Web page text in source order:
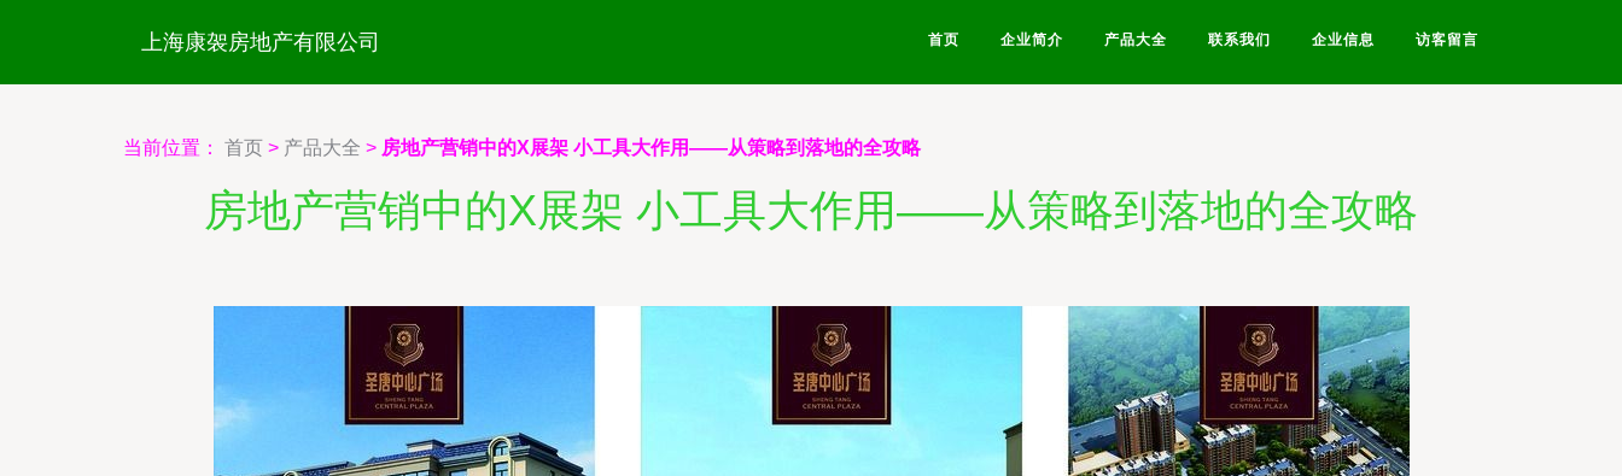
上海康袈房地产有限公司 首页 企业简介 产品大全 联系我们 企业信息 访客留言
当前位置： 首页 > 产品大全 > 房地产营销中的X展架 小工具大作用——从策略到落地的全攻略
房地产营销中的X展架 小工具大作用——从策略到落地的全攻略